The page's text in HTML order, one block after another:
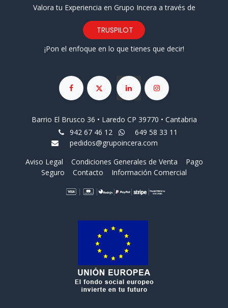
Valora tu Experiencia en Grupo Incera a través de
TRUSPILOT
¡Pon el enfoque en lo que tienes que decir!
Barrio El Brusco 36 • Laredo CP 39770 • Cantabria
942 67 46 12
649 58 33 11
pedidos@grupoincera.com
Aviso Legal
Condiciones Generales de Venta
Pago
Seguro
Contacto Información Comercial